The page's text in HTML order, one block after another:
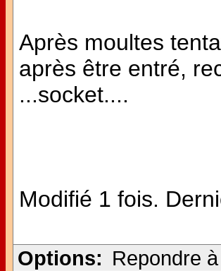
Après moultes
après être entré,
...socket....
Modifié 1 fois.
Options: Repondre